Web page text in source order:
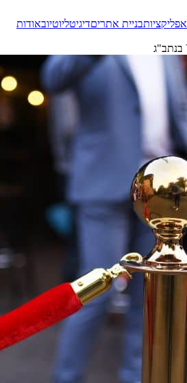
אפליקציותבניית אתריםדיגיטליוטיובאודות